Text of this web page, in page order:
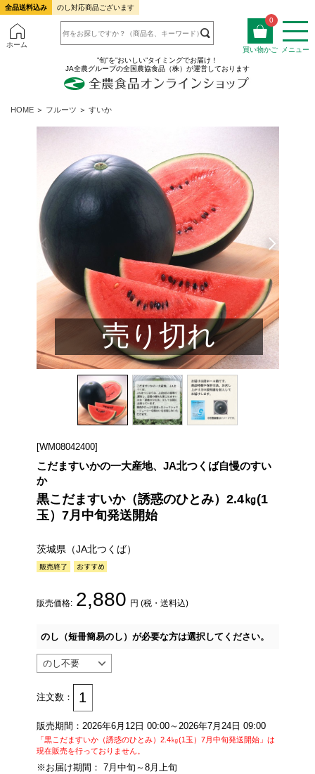
全品送料込み のし対応商品ございます
ホーム
0
買い物かご
メニュー
”旬”を”おいしい”タイミングでお届け！
JA全農グループの全国農協食品（株）が運営しております
HOME ＞ フルーツ ＞ すいか
売り切れ
[WM08042400]
こだますいかの一大産地、JA北つくば自慢のすい
か
黒こだますいか（誘惑のひとみ）2.4㎏(1
玉）7月中旬発送開始
茨城県（JA北つくば）
販売価格: 2,880 円 (税・送料込)
のし（短冊簡易のし）が必要な方は選択してください。
注文数：
販売期間：2026年6月12日 00:00～2026年7月24日 09:00
「黒こだますいか（誘惑のひとみ）2.4㎏(1玉）7月中旬発送開始」は
現在販売を行っておりません。
※お届け期間： 7月中旬～8月上旬